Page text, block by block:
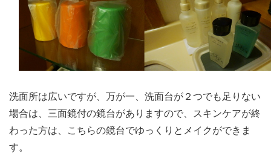
洗面所は広いですが、万が一、洗面台が２つでも足りない
場合は、三面鏡付の鏡台がありますので、スキンケアが終
わった方は、こちらの鏡台でゆっくりとメイクができま
す。